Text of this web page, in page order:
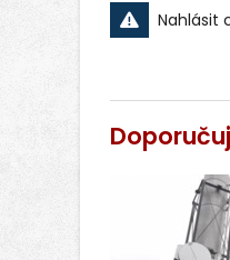
Nahlásit